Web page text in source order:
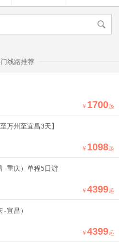
线路推荐
￥ 1700起
万州至宜昌3天】
￥ 1098起
-重庆）单程5日游
￥ 4399起
宜昌）
￥ 4399起